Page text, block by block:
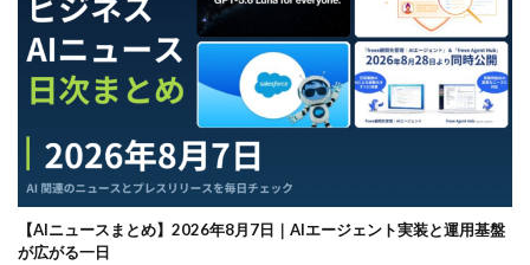
【AIニュースまとめ】2026年8月7日｜AIエージェント実装と運用基盤
が広がる一日